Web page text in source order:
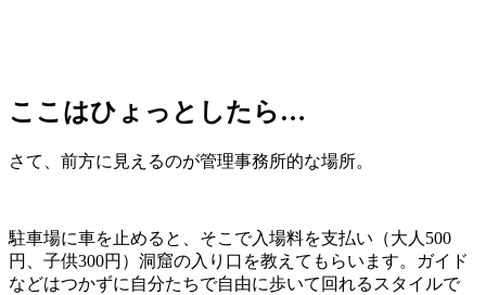
ここはひょっとしたら…
さて、前方に見えるのが管理事務所的な場所。
駐車場に車を止めると、そこで入場料を支払い（大人500
円、子供300円）洞窟の入り口を教えてもらいます。ガイド
などはつかずに自分たちで自由に歩いて回れるスタイルで